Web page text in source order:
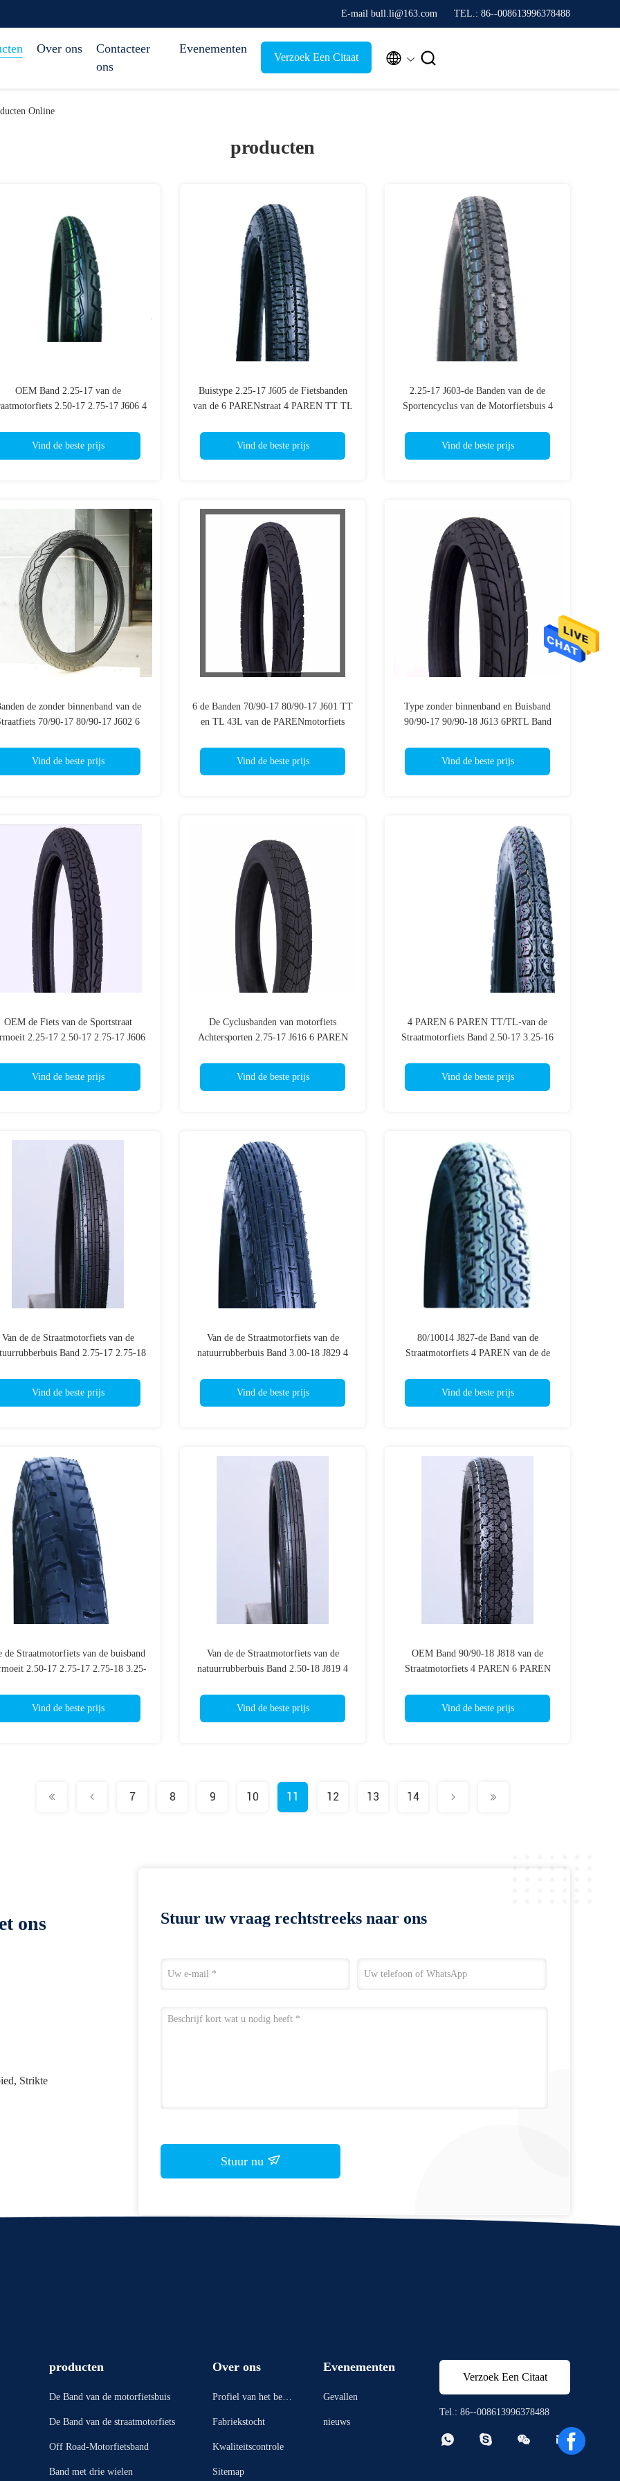
E-mail bull.li@163.com TEL.: 86--008613996378488
Over ons
Contacteer
ons
Evenementen
Verzoek Een Citaat  
Online
producten
OEM Band 2.25-17 van de
2.50-17 2.75-17 J606 4
Vind de beste prijs
Buistype 2.25-17 J605 de Fietsbanden
van de 6 PARENstraat 4 PAREN TT TL
Vind de beste prijs
2.25-17 J603-de Banden van de de
Sportencyclus van de Motorfietsbuis 4
Vind de beste prijs
de zonder binnenband van de
70/90-17 80/90-17 J602 6
Vind de beste prijs
6 de Banden 70/90-17 80/90-17 J601 TT
en TL 43L van de PARENmotorfiets
Vind de beste prijs
Type zonder binnenband en Buisband
90/90-17 90/90-18 J613 6PRTL Band
Vind de beste prijs
OEM de Fiets van de Sportstraat
2.25-17 2.50-17 2.75-17 J606
Vind de beste prijs
De Cyclusbanden van motorfiets
Achtersporten 2.75-17 J616 6 PAREN
Vind de beste prijs
4 PAREN 6 PAREN TT/TL-van de
Straatmotorfiets Band 2.50-17 3.25-16
Vind de beste prijs
Van de de Straatmotorfiets van de
Band 2.75-17 2.75-18
TT/TL
Vind de beste prijs
Van de de Straatmotorfiets van de
natuurrubberbuis Band 3.00-18 J829 4
Vind de beste prijs
80/10014 J827-de Band van de
Straatmotorfiets 4 PAREN van de de
Vind de beste prijs
de Straatmotorfiets van de buisband
2.50-17 2.75-17 2.75-18 3.25-
Vind de beste prijs
Van de de Straatmotorfiets van de
natuurrubberbuis Band 2.50-18 J819 4
Vind de beste prijs
OEM Band 90/90-18 J818 van de
Straatmotorfiets 4 PAREN 6 PAREN
Vind de beste prijs
7 8 9 10 11 12 13 14
ons
Strikte
Stuur uw vraag rechtstreeks naar ons
Stuur nu
producten
De Band van de motorfietsbuis
De Band van de straatmotorfiets
Off Road-Motorfietsband
Band met drie wielen
Over ons
Profiel van het bedri
Fabriekstocht
Kwaliteitscontrole
Sitemap
Evenementen
Gevallen
nieuws
Verzoek Een Citaat
Tel.: 86--008613996378488
   